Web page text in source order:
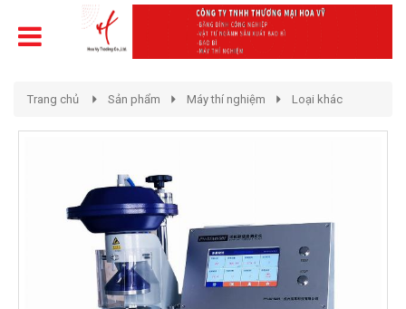
Trang chủ Sản phẩm Máy thí nghiệm Loại khác